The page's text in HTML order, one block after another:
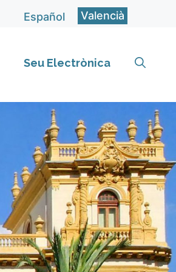
Español Valencià
Seu Electrònica